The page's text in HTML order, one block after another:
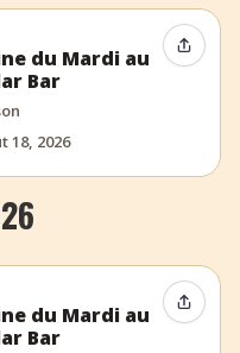
du Mardi au
Bar
18, 2026
du Mardi au
Bar